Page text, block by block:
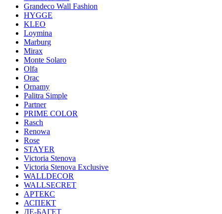
Grandeco Wall Fashion
HYGGE
KLEO
Loymina
Marburg
Mirax
Monte Solaro
Olfa
Orac
Ornamy
Palitra Simple
Partner
PRIME COLOR
Rasch
Renowa
Rose
STAYER
Victoria Stenova
Victoria Stenova Exclusive
WALLDECOR
WALLSECRET
АРТЕКС
АСПЕКТ
ДЕ-БАГЕТ